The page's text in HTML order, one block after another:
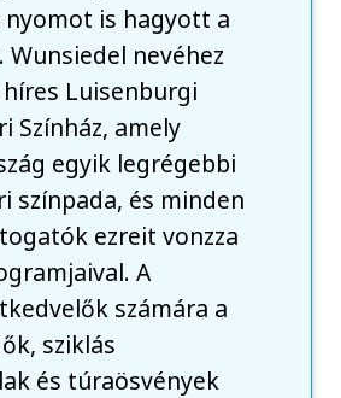
is hagyott a
Wunsiedel nevéhez
Luisenburgi
Színház, amely
egyik legrégebbi
színpada, és minden
ezreit vonzza
A
számára a
sziklás
és túraösvények